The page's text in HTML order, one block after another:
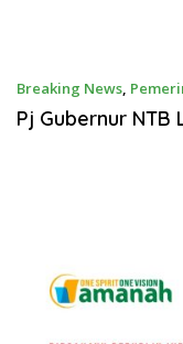
Breaking News,
Pj Gubernur NTB